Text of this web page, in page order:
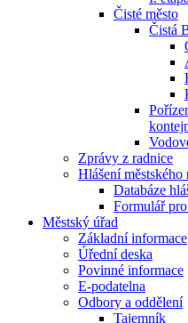
Čisté město
Čistá
Zprávy z radnice
Hlášení městského
Databáze
Formulář
Městský úřad
Základní informace
Úřední deska
Povinné informace
E-podatelna
Odbory a oddělení
Tajemník